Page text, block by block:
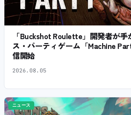
「Buckshot Roulette」開発者が
ス・パーティゲーム「Machine
信開始
2026.08.05
ニュース